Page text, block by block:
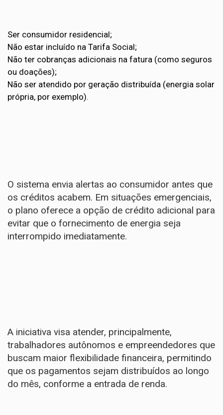
Ser consumidor residencial;
Não estar incluído na Tarifa Social;
Não ter cobranças adicionais na fatura (como seguros
ou doações);
Não ser atendido por geração distribuída (energia solar
própria, por exemplo).
O sistema envia alertas ao consumidor antes que
os créditos acabem. Em situações emergenciais,
o plano oferece a opção de crédito adicional para
evitar que o fornecimento de energia seja
interrompido imediatamente.
A iniciativa visa atender, principalmente,
trabalhadores autônomos e empreendedores que
buscam maior flexibilidade financeira, permitindo
que os pagamentos sejam distribuídos ao longo
do mês, conforme a entrada de renda.